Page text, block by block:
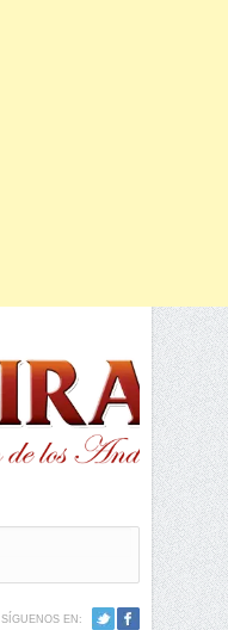
SÍGUENOS EN: